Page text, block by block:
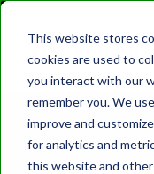
This website stores
cookies are used to
you interact with our
remember you. We
improve and
for analytics and
this website and
Ressources